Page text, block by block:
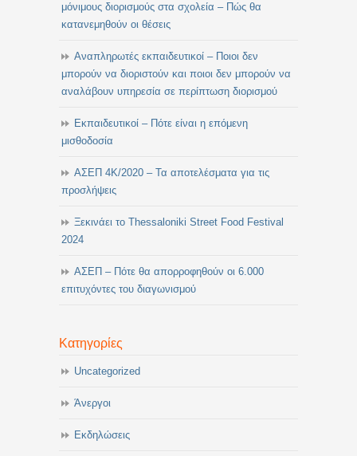
μόνιμους διορισμούς στα σχολεία – Πώς θα
κατανεμηθούν οι θέσεις
Αναπληρωτές εκπαιδευτικοί – Ποιοι δεν
μπορούν να διοριστούν και ποιοι δεν μπορούν να
αναλάβουν υπηρεσία σε περίπτωση διορισμού
Εκπαιδευτικοί – Πότε είναι η επόμενη
μισθοδοσία
ΑΣΕΠ 4Κ/2020 – Τα αποτελέσματα για τις
προσλήψεις
Ξεκινάει το Thessaloniki Street Food Festival
2024
ΑΣΕΠ – Πότε θα απορροφηθούν οι 6.000
επιτυχόντες του διαγωνισμού
Κατηγορίες
Uncategorized
Άνεργοι
Εκδηλώσεις